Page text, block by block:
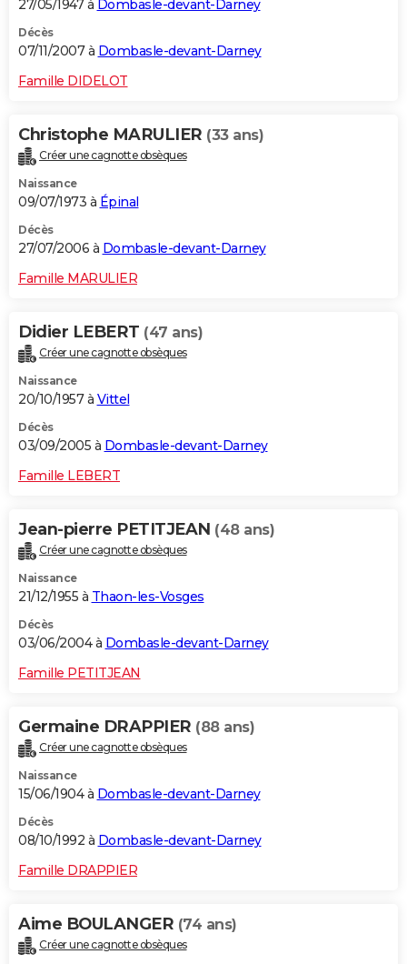
27/05/1947 à Dombasle-devant-Darney
Décès
07/11/2007 à Dombasle-devant-Darney
Famille DIDELOT
Christophe MARULIER (33 ans)
Créer une cagnotte obsèques
Naissance
09/07/1973 à Épinal
Décès
27/07/2006 à Dombasle-devant-Darney
Famille MARULIER
Didier LEBERT (47 ans)
Créer une cagnotte obsèques
Naissance
20/10/1957 à Vittel
Décès
03/09/2005 à Dombasle-devant-Darney
Famille LEBERT
Jean-pierre PETITJEAN (48 ans)
Créer une cagnotte obsèques
Naissance
21/12/1955 à Thaon-les-Vosges
Décès
03/06/2004 à Dombasle-devant-Darney
Famille PETITJEAN
Germaine DRAPPIER (88 ans)
Créer une cagnotte obsèques
Naissance
15/06/1904 à Dombasle-devant-Darney
Décès
08/10/1992 à Dombasle-devant-Darney
Famille DRAPPIER
Aime BOULANGER (74 ans)
Créer une cagnotte obsèques